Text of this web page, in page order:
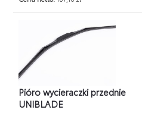
Pióro wycieraczki przednie
UNIBLADE